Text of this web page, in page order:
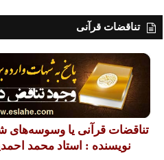
تناقضات قرآنی
تناقضات قرآنی یا وسوسه‌های
نویسنده : استاد محمد